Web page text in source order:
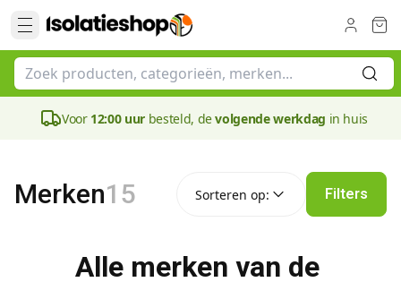
Voor 12:00 uur besteld, devolgende werkdag in huis
Merken15 Sorteren op: Filters
Alle merken van de